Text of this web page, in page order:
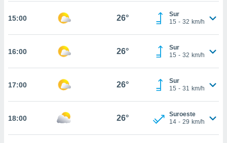
de
En
de que
15:00 26°
Sur
15 - 32 km/h
16:00 26°
Sur
15 - 32 km/h
17:00 26°
Sur
15 - 31 km/h
18:00 26°
Suroeste
14 - 29 km/h